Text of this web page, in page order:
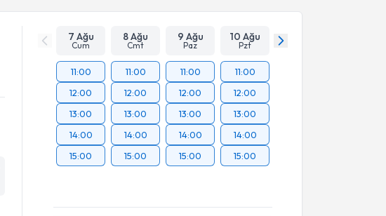
7 Ağu
Cum
8 Ağu
Cmt
9 Ağu
Paz
10 Ağu
Pzt
11:00
12:00
13:00
14:00
15:00
11:00
12:00
13:00
14:00
15:00
11:00
12:00
13:00
14:00
15:00
11:00
12:00
13:00
14:00
15:00